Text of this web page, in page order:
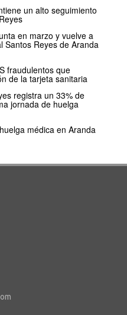
un alto seguimiento
en marzo y vuelve a
Santos Reyes de Aranda
fraudulentos que
de la tarjeta sanitaria
registra un 33% de
jornada de huelga
médica en Aranda